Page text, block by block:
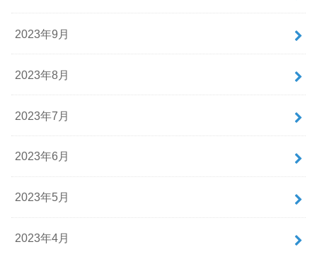
2023年9月
2023年8月
2023年7月
2023年6月
2023年5月
2023年4月